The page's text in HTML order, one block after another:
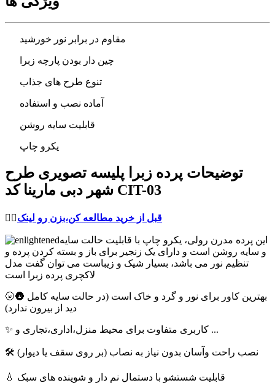
مقاوم در برابر نور خورشید
چین دار بودن پارچه زبرا
تنوع طرح های جذاب
آماده نصب و استفاده
قابلیت سایه روشن
یکرو چاپ
توضیحات پرده زبرا پلیسه تصویری طرح
شهر دبی مارینا کد CIT-03
👈🏻قبل از خرید مطالعه کن،بزن رو لینک
این پرده مدرن رولی، یکرو چاپ با قابلیت حالت سایه
و سایه روشن است و دارای یک زنجیر برای باز و بسته کردن پرده و
تنظیم نور می باشد، بسیار شیک و زیباست می توان گفت مدل
لاکچری پرده زبرا است
🌝🌚 بهترین کاور برای نور و گرد و خاک است (در حالت سایه کامل
دید از بیرون ندارد)
✨ کاربری متفاوت برای محیط منزل،اداری،تجاری و ...
🛠 نصب راحت وآسان بدون نیاز به نصاب (بر روی سقف یا دیوار)
💧 قابلیت شستشو با دستمال نم دار و شوینده های سبک